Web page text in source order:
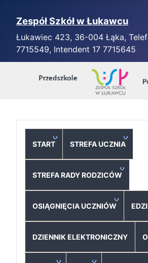
Zespół Szkół w Łukawcu
Łukawiec 423, 36-004 Łąka,
7715549, Intendent 17 7715645
START STREFA UCZNIA
STREFA RADY RODZICÓW
OSIĄGNIĘCIA UCZNIÓW
DZIENNIK ELEKTRONICZNY